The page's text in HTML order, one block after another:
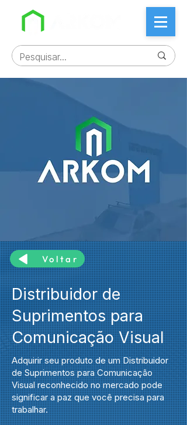
Voltar
Distribuidor de
Suprimentos para
Comunicação Visual
Adquirir seu produto de um Distribuidor
de Suprimentos para Comunicação
Visual reconhecido no mercado pode
significar a paz que você precisa para
trabalhar.